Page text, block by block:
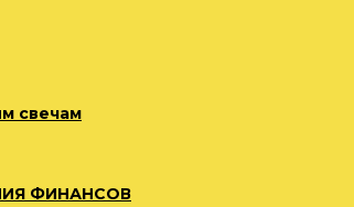
свечам
ФИНАНСОВ